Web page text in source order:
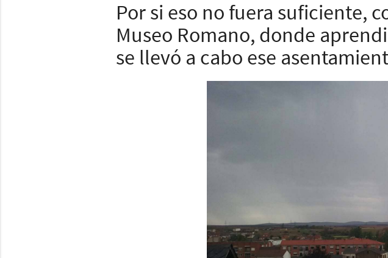
Por si eso no fuera suficiente,
Museo Romano, donde
se llevó a cabo ese